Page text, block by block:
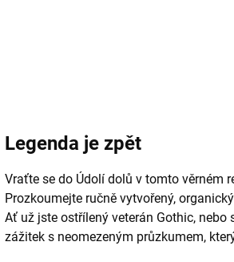
Legenda je zpět
Vraťte se do Údolí dolů v tomto věrném
Prozkoumejte ručně vytvořený,
Ať už jste ostřílený veterán Gothic, nebo
zážitek s neomezeným průzkumem,